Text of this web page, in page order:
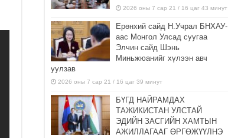
2026 оны 7 сар 21 / 16 цаг 43 минут
Ерөнхий сайд Н.Учрал БНХАУ-
аас Монгол Улсад суугаа
Элчин сайд Шэнь
Миньжюанийг хүлээн авч
уулзав
2026 оны 7 сар 21 / 16 цаг 39 минут
БҮГД НАЙРАМДАХ
ТАЖИКИСТАН УЛСТАЙ
ЭДИЙН ЗАСГИЙН ХАМТЫН
АЖИЛЛАГААГ ӨРГӨЖҮҮЛНЭ